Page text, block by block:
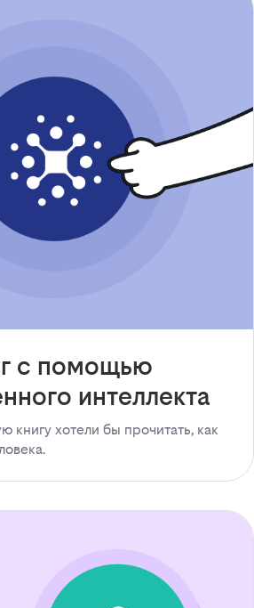
с помощью
интеллекта
книгу хотели бы прочитать, как